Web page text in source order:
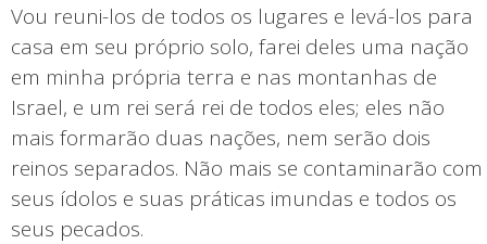
Vou reuni-los de todos os lugares e levá-los para
casa em seu próprio solo, farei deles uma nação
em minha própria terra e nas montanhas de
Israel, e um rei será rei de todos eles; eles não
mais formarão duas nações, nem serão dois
reinos separados. Não mais se contaminarão com
seus ídolos e suas práticas imundas e todos os
seus pecados.